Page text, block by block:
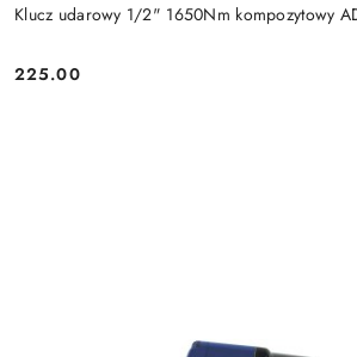
Klucz udarowy 1/2" 1650Nm kompozytowy
Cena:
225.00